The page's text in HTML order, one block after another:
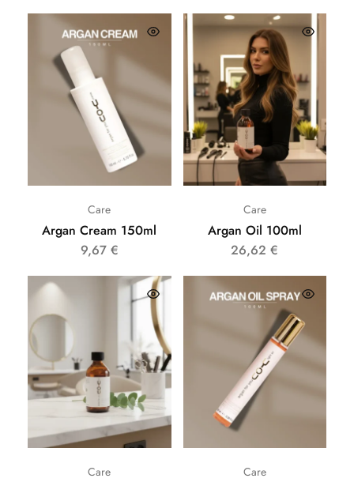
Care
Argan Cream 150ml
9,67 €
Care
Argan Oil 100ml
26,62€
Care Care